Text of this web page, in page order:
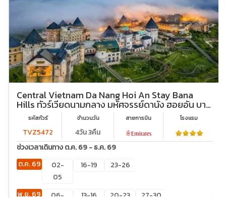
Central Vietnam Da Nang Hoi An Stay Bana
Hills ทัวร์เวียดนามกลาง มหัศจรรย์ดานัง ฮอยอัน บา
นาฮิลล์ (พักบานาฮิลล์ 2 คืน)
รหัสทัวร์
TVZ5472
จำนวนวัน
4วัน 3คืน
สายการบิน โรงเเรม
ช่วงเวลาเดินทาง ต.ค. 69 - ธ.ค. 69
ต.ค. 69
02-
05
16-19 23-26
พ.ย. 69
06-
13-16 20-23 27-30